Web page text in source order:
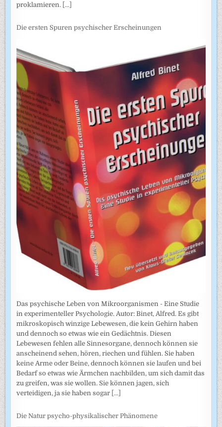
proklamieren. [...]
Die ersten Spuren psychischer Erscheinungen
Das psychische Leben von Mikroorganismen - Eine Studie
in experimenteller Psychologie. Autor: Binet, Alfred. Es gibt
mikroskopisch winzige Lebewesen, die kein Gehirn haben
und dennoch so etwas wie ein Gedächtnis. Diesen
Lebewesen fehlen alle Sinnesorgane, dennoch können sie
anscheinend sehen, hören, riechen und fühlen. Sie haben
keine Arme oder Beine, dennoch können sie laufen und bei
Bedarf so etwas wie Ärmchen nachbilden, um sich damit das
zu greifen, was sie wollen. Sie können jagen, sich
verteidigen, ja sie haben sogar [...]
Die Natur psycho-physikalischer Phänomene